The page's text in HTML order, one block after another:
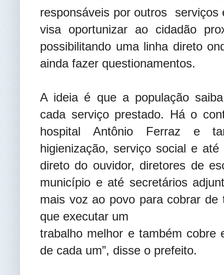
responsáveis por outros serviços
visa oportunizar ao cidadão
possibilitando uma linha direto
ainda fazer questionamentos.
A ideia é que a população
cada serviço prestado. Há o
hospital Antônio Ferraz e
higienização, serviço social e
direto do ouvidor, diretores de
município e até secretários
mais voz ao povo para cobrar
que executar um
trabalho melhor e também cobre
de cada um”, disse o prefeito.